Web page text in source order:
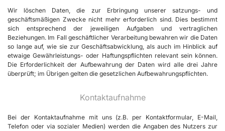
Wir löschen Daten, die zur Erbringung unserer satzungs- und
geschäftsmäßigen Zwecke nicht mehr erforderlich sind. Dies bestimmt
sich entsprechend der jeweiligen Aufgaben und vertraglichen
Beziehungen. Im Fall geschäftlicher Verarbeitung bewahren wir die Daten
so lange auf, wie sie zur Geschäftsabwicklung, als auch im Hinblick auf
etwaige Gewährleistungs- oder Haftungspflichten relevant sein können.
Die Erforderlichkeit der Aufbewahrung der Daten wird alle drei Jahre
überprüft; im Übrigen gelten die gesetzlichen Aufbewahrungspflichten.
Kontaktaufnahme
Bei der Kontaktaufnahme mit uns (z.B. per Kontaktformular, E-Mail,
Telefon oder via sozialer Medien) werden die Angaben des Nutzers zur